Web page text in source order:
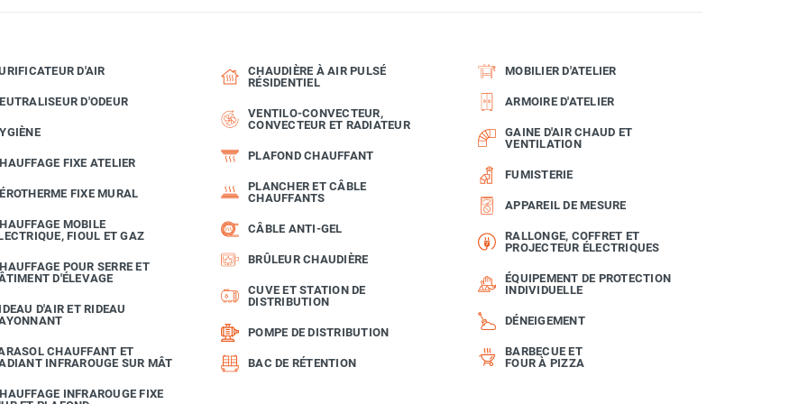
D'AIR
D'ODEUR
FIXE ATELIER
FIXE MURAL
MOBILE
FIOUL ET GAZ
POUR SERRE ET
D'ÉLEVAGE
D'AIR ET RIDEAU
CHAUFFANT ET
INFRAROUGE SUR MÂT
INFRAROUGE FIXE
CHAUDIÈRE À AIR PULSÉ
RÉSIDENTIEL
VENTILO-CONVECTEUR,
CONVECTEUR ET RADIATEUR
PLAFOND CHAUFFANT
PLANCHER ET CÂBLE
CHAUFFANTS
CÂBLE ANTI-GEL
BRÛLEUR CHAUDIÈRE
CUVE ET STATION DE
DISTRIBUTION
POMPE DE DISTRIBUTION
BAC DE RÉTENTION
MOBILIER D'ATELIER
ARMOIRE D'ATELIER
GAINE D'AIR CHAUD ET
VENTILATION
FUMISTERIE
APPAREIL DE MESURE
RALLONGE, COFFRET ET
PROJECTEUR ÉLECTRIQUES
ÉQUIPEMENT DE PROTECTION
INDIVIDUELLE
DÉNEIGEMENT
BARBECUE ET
FOUR À PIZZA